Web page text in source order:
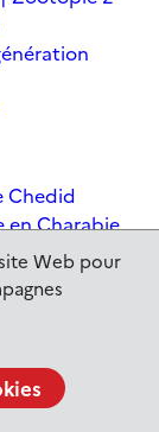
Web pour
Chedid
en Charabie
métrage
le film
volé